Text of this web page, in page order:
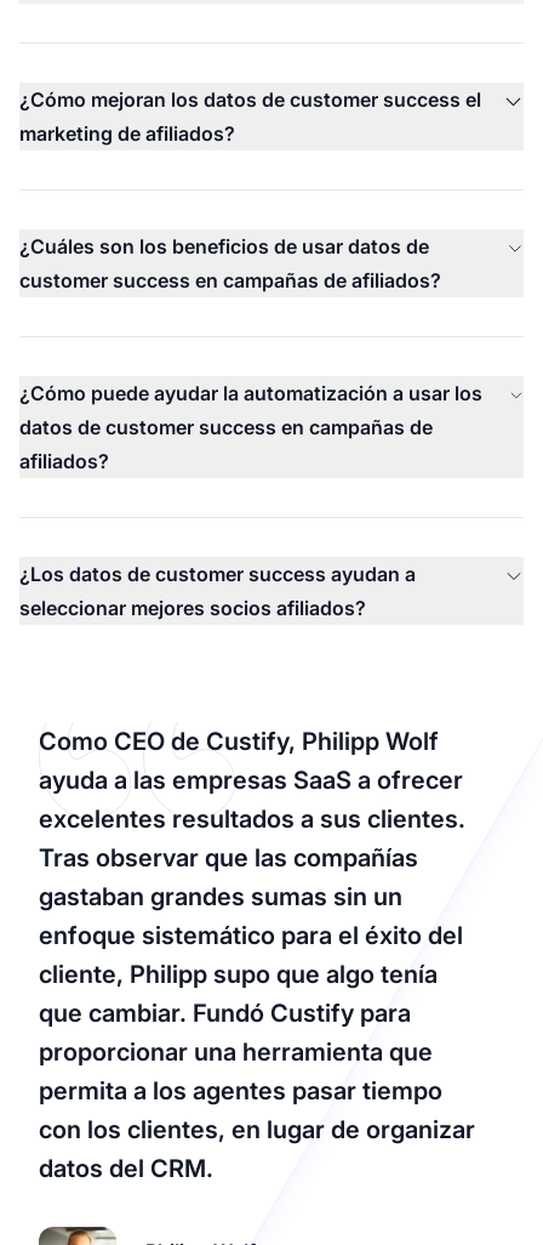
¿Cómo mejoran los datos de customer success el
marketing de afiliados?
¿Cuáles son los beneficios de usar datos de
customer success en campañas de afiliados?
¿Cómo puede ayudar la automatización a usar los
datos de customer success en campañas de
afiliados?
¿Los datos de customer success ayudan a
seleccionar mejores socios afiliados?
Como CEO de Custify, Philipp Wolf
ayuda a las empresas SaaS a ofrecer
excelentes resultados a sus clientes.
Tras observar que las compañías
gastaban grandes sumas sin un
enfoque sistemático para el éxito del
cliente, Philipp supo que algo tenía
que cambiar. Fundó Custify para
proporcionar una herramienta que
permita a los agentes pasar tiempo
con los clientes, en lugar de organizar
datos del CRM.